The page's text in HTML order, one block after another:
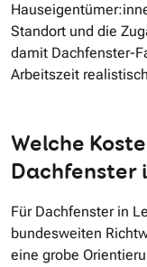
Standort und die
damit Dachfenster-
Arbeitszeit
Welche
Dachfenster
Für Dachfenster in
bundesweiten
eine grobe